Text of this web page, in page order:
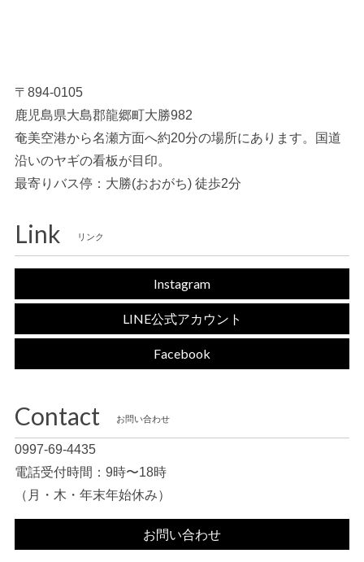
〒894-0105
鹿児島県大島郡龍郷町大勝982
奄美空港から名瀬方面へ約20分の場所にあります。国道
沿いのヤギの看板が目印。
最寄りバス停：大勝(おおがち) 徒歩2分
Link リンク
Instagram
LINE公式アカウント
Facebook
Contact お問い合わせ
0997-69-4435
電話受付時間：9時〜18時
（月・木・年末年始休み）
お問い合わせ